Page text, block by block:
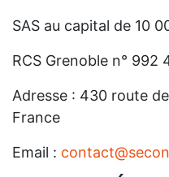
SAS au capital de 10
RCS Grenoble n° 992
Adresse : 430 route
France
Email :